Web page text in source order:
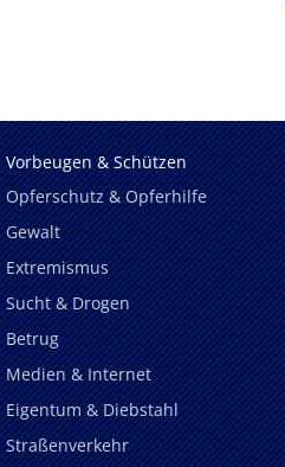
Vorbeugen & Schützen
Opferschutz & Opferhilfe
Gewalt
Extremismus
Sucht & Drogen
Betrug
Medien & Internet
Eigentum & Diebstahl
Straßenverkehr